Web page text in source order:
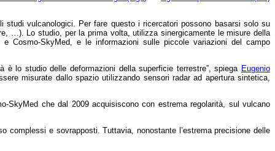
vulcanologici. Per fare questo i ricercatori possono basarsi solo su
…). Lo studio, per la prima volta, utilizza sinergicamente le misure della
Cosmo-SkyMed, e le informazioni sulle piccole variazioni del campo
è lo studio delle deformazioni della superficie terrestre”, spiega Eugenio
misurate dallo spazio utilizzando sensori radar ad apertura sintetica,
SkyMed che dal 2009 acquisiscono con estrema regolarità, sul vulcano
complessi e sovrapposti. Tuttavia, nonostante l’estrema precisione delle